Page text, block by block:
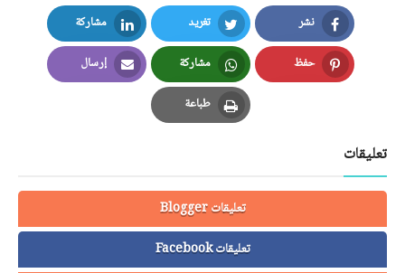
نشر
Facebook
تغريد
Twitter
مشاركة
LinkedIn
حفظ
Pinterest
مشاركة
Whatsapp
إرسال
Email
طباعة
Print
تعليقات
تعليقات Blogger
تعليقات Facebook